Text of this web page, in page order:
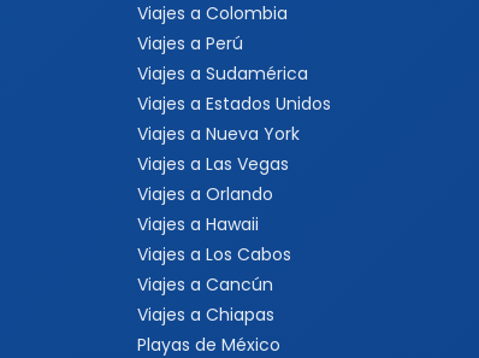
Viajes a Colombia
Viajes a Perú
Viajes a Sudamérica
Viajes a Estados Unidos
Viajes a Nueva York
Viajes a Las Vegas
Viajes a Orlando
Viajes a Hawaii
Viajes a Los Cabos
Viajes a Cancún
Viajes a Chiapas
Playas de México